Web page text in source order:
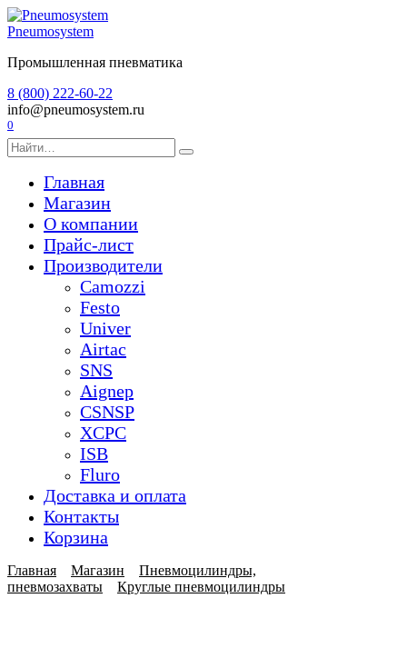
Перейти
к
Pneumosystem
Промышленная пневматика
8 (800) 222-60-22
info@pneumosystem.ru
0
Search
for:
Главная
Магазин
О компании
Прайс-лист
Производители
Camozzi
Festo
Univer
Airtac
SNS
Aignep
CSNSP
XCPC
ISB
Fluro
Доставка и оплата
Контакты
Корзина
Главная Магазин
Пневмоцилиндры,
пневмозахваты
Круглые пневмоцилиндры